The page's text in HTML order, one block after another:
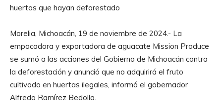
huertas que hayan deforestado
Morelia, Michoacán, 19 de noviembre de 2024.- La
empacadora y exportadora de aguacate Mission Produce
se sumó a las acciones del Gobierno de Michoacán contra
la deforestación y anunció que no adquirirá el fruto
cultivado en huertas ilegales, informó el gobernador
Alfredo Ramírez Bedolla.